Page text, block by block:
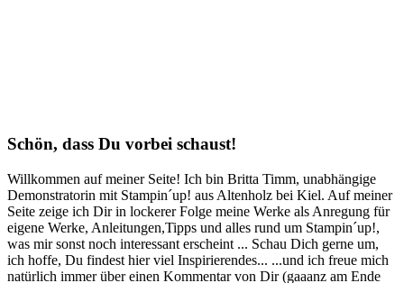
Schön, dass Du vorbei schaust!
Willkommen auf meiner Seite! Ich bin Britta Timm, unabhängige
Demonstratorin mit Stampin´up! aus Altenholz bei Kiel. Auf meiner
Seite zeige ich Dir in lockerer Folge meine Werke als Anregung für
eigene Werke, Anleitungen,Tipps und alles rund um Stampin´up!,
was mir sonst noch interessant erscheint ... Schau Dich gerne um,
ich hoffe, Du findest hier viel Inspirierendes... ...und ich freue mich
natürlich immer über einen Kommentar von Dir (gaaanz am Ende